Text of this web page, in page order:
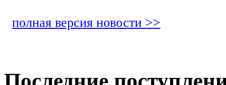
полная версия новости >>